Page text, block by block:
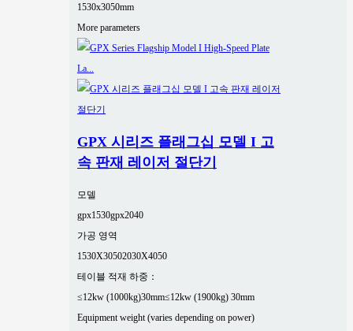
1530x3050mm
More parameters
GPX 시리즈 플래그십 모델 I 고
속 판재 레이저 절단기
모델
gpx1530gpx2040
가공 영역
1530X30502030X4050
테이블 적재 하중：
≤12kw (1000kg)30mm≤12kw (1900kg) 30mm
Equipment weight (varies depending on power)